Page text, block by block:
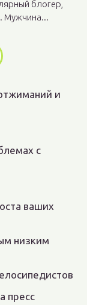
блогер,
Мужчина...
и
с
ваших
низким
пресс